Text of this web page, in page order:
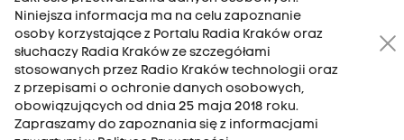
RADIO KRAKÓW SA. Aleja Juliusza Słowackiego 22, 30-007
Kraków
Antena: 12 200 33 33
Niniejsza informacja ma na celu zapoznanie
osoby korzystające z Portalu Radia Kraków oraz
słuchaczy Radia Kraków ze szczegółami
stosowanych przez Radio Kraków technologii oraz
z przepisami o ochronie danych osobowych,
obowiązujących od dnia 25 maja 2018 roku.
Zapraszamy do zapoznania się z informacjami